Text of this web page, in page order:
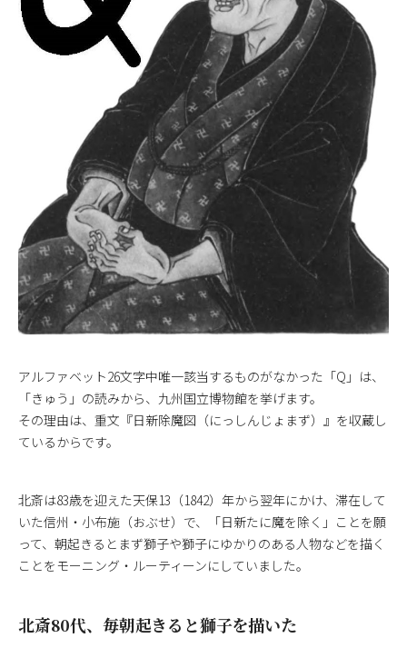
アルファベット26文字中唯一該当するものがなかった「Q」は、
「きゅう」の読みから、九州国立博物館を挙げます。
その理由は、重文『日新除魔図（にっしんじょまず）』を収蔵し
ているからです。
北斎は83歳を迎えた天保13（1842）年から翌年にかけ、滞在して
いた信州・小布施（おぶせ）で、「日新たに魔を除く」ことを願
って、朝起きるとまず獅子や獅子にゆかりのある人物などを描く
ことをモーニング・ルーティーンにしていました。
北斎80代、毎朝起きると獅子を描いた